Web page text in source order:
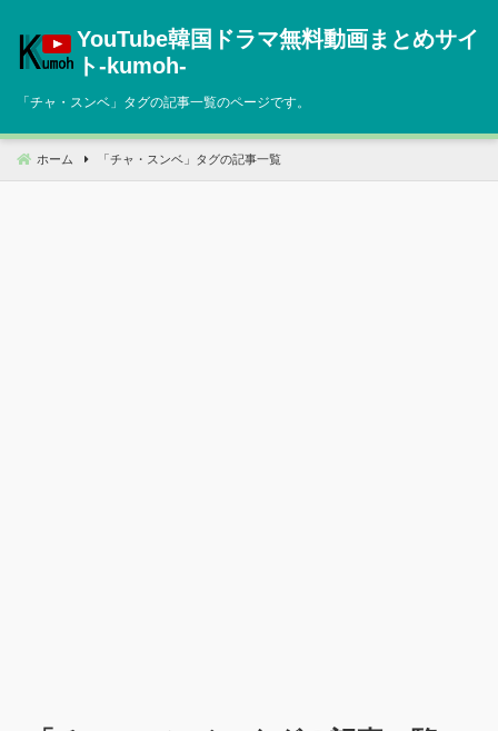
へ
動
YouTube韓国ドラマ無料動画まとめサイ
ト‐kumoh‐
「チャ・スンベ 」タグの記事一覧のページです。
ホーム 「 チャ・スンベ 」タグの記事一覧